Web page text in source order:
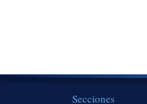
Secciones